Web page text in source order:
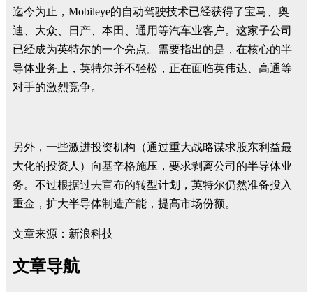
迄今为止，Mobileye的自动驾驶技术已经获得了宝马、奥
迪、大众、
日产 、本田、通用等汽车业客户。这家子公司
已经成为英特尔的一个亮点。需要指出的是，在核心的半
导体业务上，英特尔并不轻松，正在面临英伟达、 高通等
对手的激烈竞争。
另外，一些激进投资机构（通过重大战略谋求股东利益最
大化的投资人）向基辛格施压，要求剥离公司的半导体业
务。不过根据过去宣布的转型计划，英特尔仍然准备投入
重金，扩大半导体制造产能，提高市场份额。
文章来源：新浪科技
文章导航